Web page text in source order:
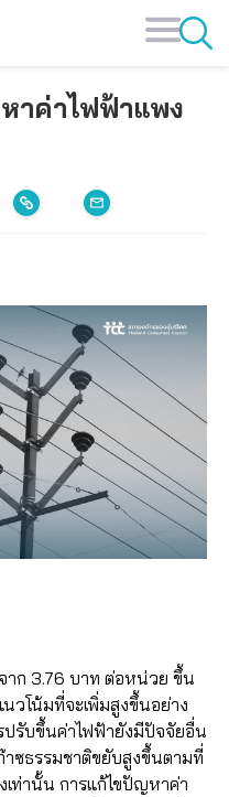
าค่าไฟฟ้าแพง
าก 3.76 บาท ต่อหน่วย ขึ้น
วโน้มที่จะเพิ่มสูงขึ้นอย่าง
ปรับขึ้นค่าไฟฟ้ายังมีปัจจัยอื่น
ซธรรมชาติขยับสูงขึ้นตามที่
ท่านั้น การแก้ไขปัญหาค่า